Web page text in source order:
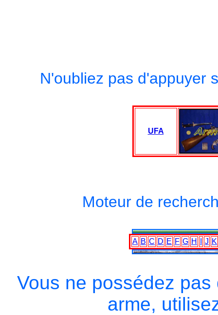
N'oubliez pas d'appuyer
UFA
Moteur de
A B C D E F G H J K
Vous ne possédez
arme,